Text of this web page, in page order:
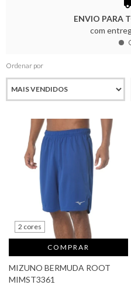
ENVIO PARA
com
Ordenar por
2 cores
COMPRAR
MIZUNO BERMUDA ROOT
MIMST3361